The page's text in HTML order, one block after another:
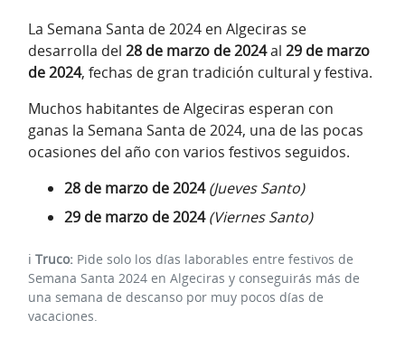
La Semana Santa de 2024 en Algeciras se
desarrolla del 28 de marzo de 2024al 29 de marzo
de 2024, fechas de gran tradición cultural y festiva.
Muchos habitantes de Algeciras esperan con
ganas la Semana Santa de 2024, una de las pocas
ocasiones del año con varios festivos seguidos.
28 de marzo de 2024 (Jueves Santo)
29 de marzo de 2024 (Viernes Santo)
ℹ️ Truco: Pide solo los días laborables entre festivos de
Semana Santa 2024 en Algeciras y conseguirás más de
una semana de descanso por muy pocos días de
vacaciones.